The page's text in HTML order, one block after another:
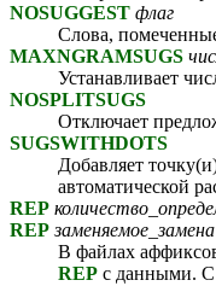
NOSUGGEST флаг
Слова,
MAXNGRAMSUGS
Устанавливает
NOSPLITSUGS
Отключает
SUGSWITHDOTS
Добавляет
автоматической
REP
REPзаменяемое_замена
В файлах
REP с данными. С